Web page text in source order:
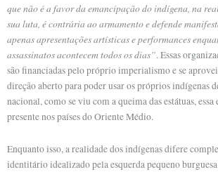
que não é a favor da emancipação do indígena, na
sua luta, é contrária ao armamento e defende
apenas apresentações artísticas e performances
assassinatos acontecem todos os dias”. Essas
são financiadas pelo próprio imperialismo e se
direção aberto para poder usar os próprios indígenas
nacional, como se viu com a queima das estátuas,
presente nos países do Oriente Médio.
Enquanto isso, a realidade dos indígenas difere
identitário idealizado pela esquerda pequeno